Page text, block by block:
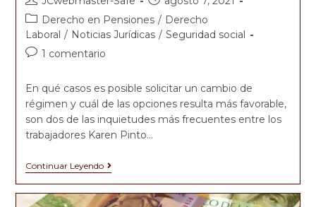
Derecho en Pensiones / Derecho
Laboral / Noticias Jurídicas / Seguridad social
1 comentario
En qué casos es posible solicitar un cambio de
régimen y cuál de las opciones resulta más favorable,
son dos de las inquietudes más frecuentes entre los
trabajadores Karen Pinto…
Continuar Leyendo